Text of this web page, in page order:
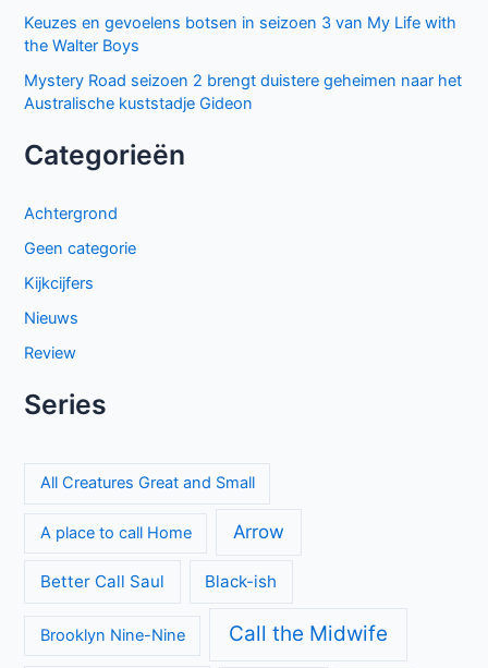
Keuzes en gevoelens botsen in seizoen 3 van My Life with
the Walter Boys
Mystery Road seizoen 2 brengt duistere geheimen naar het
Australische kuststadje Gideon
Categorieën
Achtergrond
Geen categorie
Kijkcijfers
Nieuws
Review
Series
All Creatures Great and Small
A place to call Home Arrow
Better Call Saul Black-ish
Brooklyn Nine-Nine Call the Midwife